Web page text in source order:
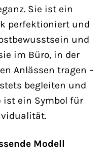
Sie ist ein
perfektioniert und
und
im Büro, in der
Anlässen tragen –
begleiten und
ist ein Symbol für
Modell